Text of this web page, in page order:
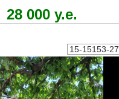
28 000 у.е.
15-15153-27